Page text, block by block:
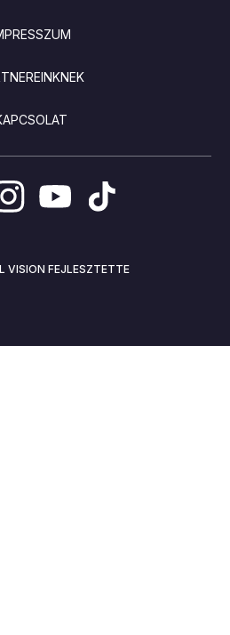
VISION FEJLESZTETTE